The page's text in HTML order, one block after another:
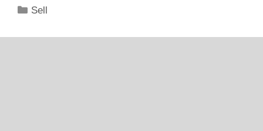
Kategorien
Sell